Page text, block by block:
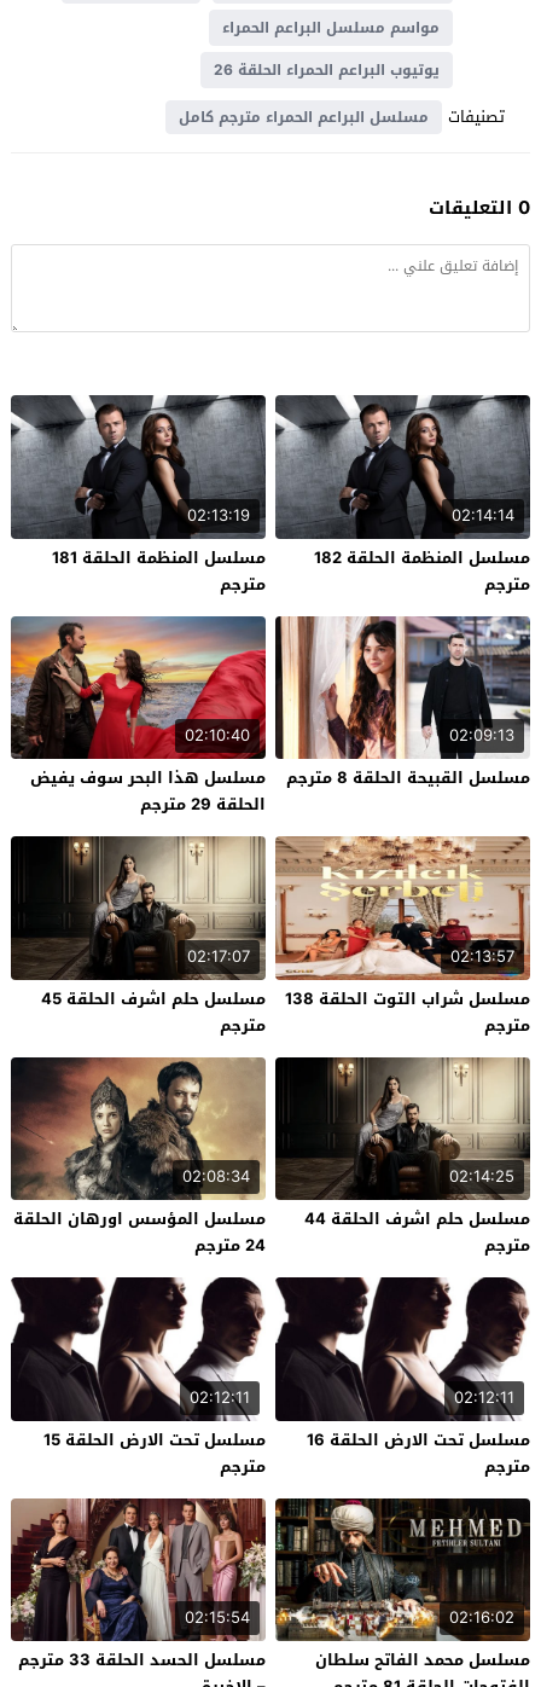
مواسم مسلسل البراعم الحمراء
يوتيوب البراعم الحمراء الحلقة 26
تصنيفات مسلسل البراعم الحمراء مترجم كامل
0 التعليقات
02:14:14
مسلسل المنظمة الحلقة 182
مترجم
02:13:19
مسلسل المنظمة الحلقة 181
مترجم
02:09:13
مسلسل القبيحة الحلقة 8 مترجم
02:10:40
مسلسل هذا البحر سوف يفيض
الحلقة 29 مترجم
02:13:57
مسلسل شراب التوت الحلقة 138
مترجم
02:17:07
مسلسل حلم اشرف الحلقة 45
مترجم
02:14:25
مسلسل حلم اشرف الحلقة 44
مترجم
02:08:34
مسلسل المؤسس اورهان الحلقة
24 مترجم
02:12:11
مسلسل تحت الارض الحلقة 16
مترجم
02:12:11
مسلسل تحت الارض الحلقة 15
مترجم
02:16:02
مسلسل محمد الفاتح سلطان
02:15:54
مسلسل الحسد الحلقة 33 مترجم